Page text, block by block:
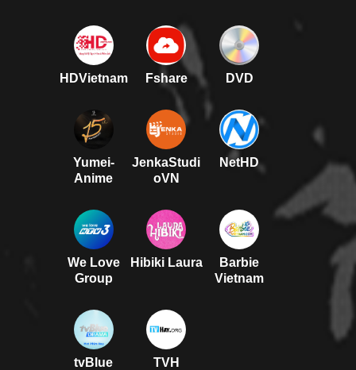
HDVietnam Fshare DVD
Yumei-
Anime
JenkaStudi
oVN
NetHD
We Love
Group
Hibiki Laura
Barbie
Vietnam
tvBlue
TVH